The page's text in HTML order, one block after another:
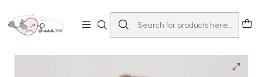
T-shirts com Mensagem
Dia-a-dia
Sweat Mini Barbie